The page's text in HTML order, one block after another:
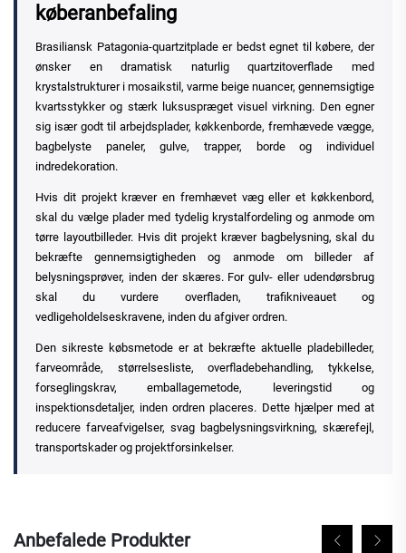
køberanbefaling
Brasiliansk Patagonia-quartzitplade er bedst egnet til købere, der
ønsker en dramatisk naturlig quartzitoverflade med
krystalstrukturer i mosaikstil, varme beige nuancer, gennemsigtige
kvartsstykker og stærk luksuspræget visuel virkning. Den egner
sig især godt til arbejdsplader, køkkenborde, fremhævede vægge,
bagbelyste paneler, gulve, trapper, borde og individuel
indredekoration.
Hvis dit projekt kræver en fremhævet væg eller et køkkenbord,
skal du vælge plader med tydelig krystalfordeling og anmode om
tørre layoutbilleder. Hvis dit projekt kræver bagbelysning, skal du
bekræfte gennemsigtigheden og anmode om billeder af
belysningsprøver, inden der skæres. For gulv- eller udendørsbrug
skal du vurdere overfladen, trafikniveauet og
vedligeholdelseskravene, inden du afgiver ordren.
Den sikreste købsmetode er at bekræfte aktuelle pladebilleder,
farveområde, størrelsesliste, overfladebehandling, tykkelse,
forseglingskrav, emballagemetode, leveringstid og
inspektionsdetaljer, inden ordren placeres. Dette hjælper med at
reducere farveafvigelser, svag bagbelysningsvirkning, skærefejl,
transportskader og projektforsinkelser.
Anbefalede Produkter